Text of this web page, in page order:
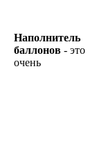
Наполнитель
баллонов - это
очень